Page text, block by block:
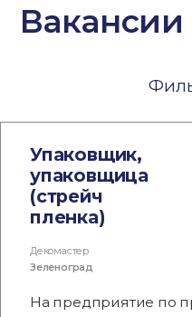
Вакансии
Упаковщик,
упаковщица
(стрейч
пленка)
Декомастер
Зеленоград
На предприятие по